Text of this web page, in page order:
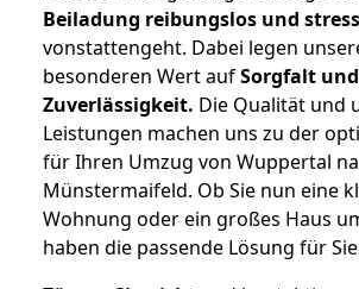
Beiladung reibungslos und
vonstattengeht. Dabei legen
besonderen Wert aufSorgfalt und
Zuverlässigkeit. Die Qualität und
Leistungen machen uns zu der
für Ihren Umzug von Wuppertal
Münstermaifeld. Ob Sie nun eine
Wohnung oder ein großes Haus
haben die passende Lösung für